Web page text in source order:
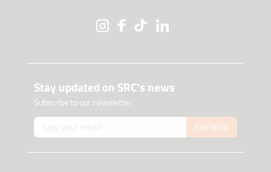
Stay updated on SRC's news
Subscribe to our newsletter
JOIN NOW